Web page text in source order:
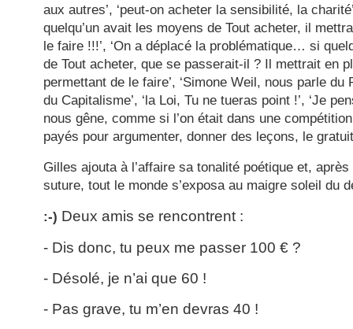
aux autres’, ‘peut-on acheter la sensibilité, la
quelqu’un avait les moyens de Tout acheter, il
le faire !!!’, ‘On a déplacé la problématique… si
de Tout acheter, que se passerait-il ? Il mettrait en
permettant de le faire’, ‘Simone Weil, nous parle
du Capitalisme’, ‘la Loi, Tu ne tueras point !’, ‘Je
nous gêne, comme si l’on était dans une
payés pour argumenter, donner des leçons, le
Gilles ajouta à l’affaire sa tonalité poétique et,
suture, tout le monde s’exposa au maigre soleil du
:-) Deux amis se rencontrent :
- Dis donc, tu peux me passer 100 € ?
- Désolé, je n’ai que 60 !
- Pas grave, tu m’en devras 40 !